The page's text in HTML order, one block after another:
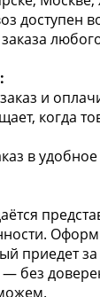
доступен
заказа
и
когда
в
приедет
без